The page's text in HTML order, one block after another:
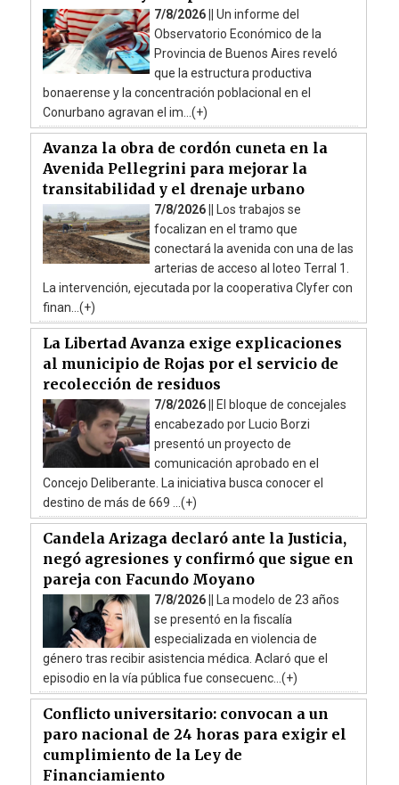
7/8/2026 || Un informe del
Observatorio Económico de la
Provincia de Buenos Aires reveló
que la estructura productiva
bonaerense y la concentración poblacional en el
Conurbano agravan el im...(+)
Avanza la obra de cordón cuneta en la
Avenida Pellegrini para mejorar la
transitabilidad y el drenaje urbano
7/8/2026 ||
Los trabajos se
focalizan en el tramo que
conectará la avenida con una de las
arterias de acceso al loteo Terral 1.
La intervención, ejecutada por la cooperativa Clyfer con
finan...(+)
La Libertad Avanza exige explicaciones
al municipio de Rojas por el servicio de
recolección de residuos
7/8/2026 ||
El bloque de concejales
encabezado por Lucio Borzi
presentó un proyecto de
comunicación aprobado en el
Concejo Deliberante. La iniciativa busca conocer el
destino de más de 669 ...(+)
Candela Arizaga declaró ante la Justicia,
negó agresiones y confirmó que sigue en
pareja con Facundo Moyano
7/8/2026 ||
La modelo de 23 años
se presentó en la fiscalía
especializada en violencia de
género tras recibir asistencia médica. Aclaró que el
episodio en la vía pública fue consecuenc...(+)
Conflicto universitario: convocan a un
paro nacional de 24 horas para exigir el
cumplimiento de la Ley de
Financiamiento